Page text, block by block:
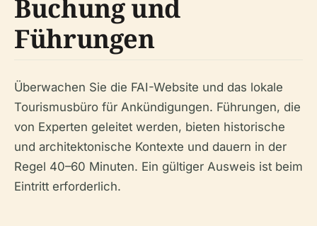
Buchung und
Führungen
Überwachen Sie die FAI-Website und das lokale
Tourismusbüro für Ankündigungen. Führungen, die
von Experten geleitet werden, bieten historische
und architektonische Kontexte und dauern in der
Regel 40–60 Minuten. Ein gültiger Ausweis ist beim
Eintritt erforderlich.